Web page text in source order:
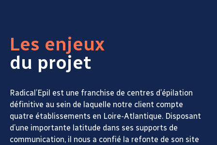
Les enjeux
du projet
Radical’Epil est une franchise de centres d’épilation
définitive au sein de laquelle notre client compte
quatre établissements en Loire-Atlantique. Disposant
d’une importante latitude dans ses supports de
communication, il nous a confié la refonte de son site